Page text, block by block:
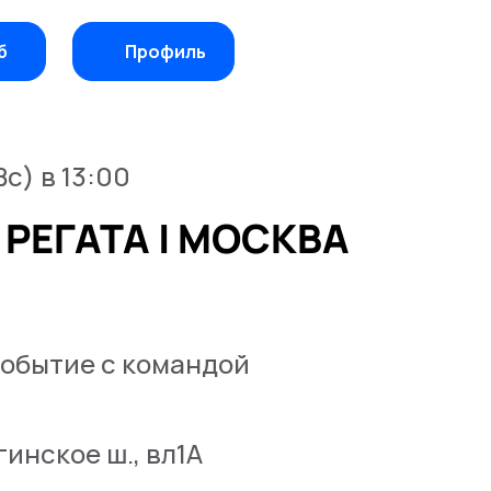
Профиль
в 13:00
| МОСКВА
с командой
ш., вл1А